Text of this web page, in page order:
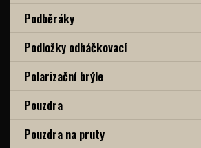
Podběráky
Podložky odháčkovací
Polarizační brýle
Pouzdra
Pouzdra na pruty